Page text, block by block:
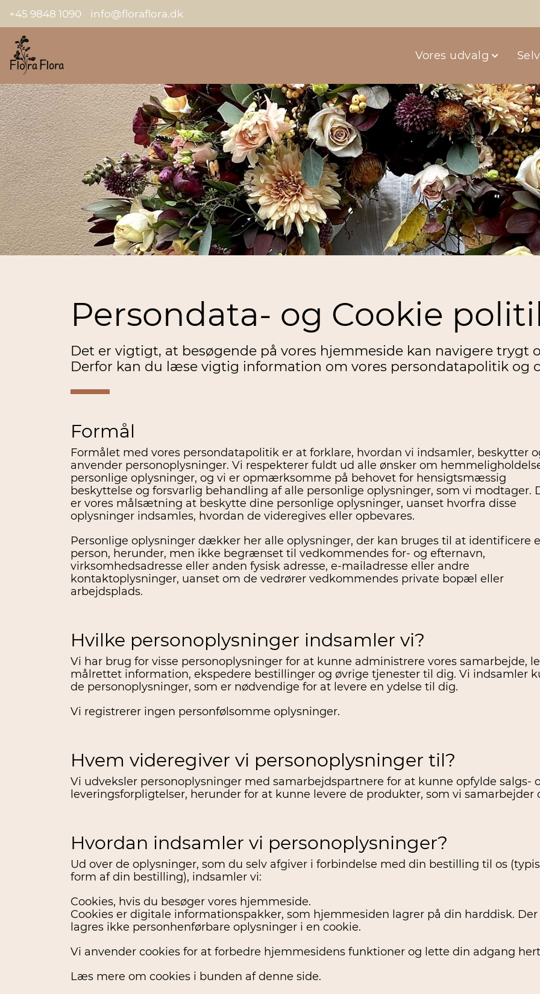
+45 9848 1090 info@floraflora.dk
Vores udvalg
Persondata- og Cookie
Det er vigtigt, at besøgende på vores hjemmeside kan navigere trygt
Derfor kan du læse vigtig information om vores persondatapolitik og
Formål
Formålet med vores persondatapolitik er at forklare, hvordan vi indsamler, beskytter
anvender personoplysninger. Vi respekterer fuldt ud alle ønsker om
personlige oplysninger, og vi er opmærksomme på behovet for hensigtsmæssig
beskyttelse og forsvarlig behandling af alle personlige oplysninger, som vi modtager.
er vores målsætning at beskytte dine personlige oplysninger, uanset hvorfra disse
oplysninger indsamles, hvordan de videregives eller opbevares.
Personlige oplysninger dækker her alle oplysninger, der kan bruges til at identificere
person, herunder, men ikke begrænset til vedkommendes for- og efternavn,
virksomhedsadresse eller anden fysisk adresse, e-mailadresse eller andre
kontaktoplysninger, uanset om de vedrører vedkommendes private bopæl eller
arbejdsplads.
Hvilke personoplysninger indsamler vi?
Vi har brug for visse personoplysninger for at kunne administrere vores samarbejde,
målrettet information, ekspedere bestillinger og øvrige tjenester til dig. Vi indsamler
de personoplysninger, som er nødvendige for at levere en ydelse til dig.
Vi registrerer ingen personfølsomme oplysninger.
Hvem videregiver vi personoplysninger til?
Vi udveksler personoplysninger med samarbejdspartnere for at kunne opfylde salgs-
leveringsforpligtelser, herunder for at kunne levere de produkter, som vi samarbejder
Hvordan indsamler vi personoplysninger?
Ud over de oplysninger, som du selv afgiver i forbindelse med din bestilling til os
form af din bestilling), indsamler vi:
Cookies, hvis du besøger vores hjemmeside.
Cookies er digitale informationspakker, som hjemmesiden lagrer på din harddisk. Der
lagres ikke personhenførbare oplysninger i en cookie.
Vi anvender cookies for at forbedre hjemmesidens funktioner og lette din adgang
Læs mere om cookies i bunden af denne side.